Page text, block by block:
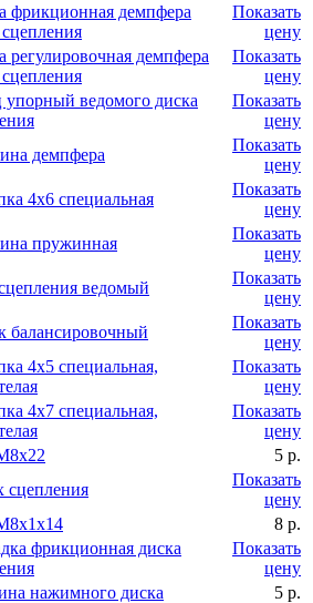
фрикционная демпфера
Показать
цену
регулировочная демпфера
Показать
цену
упорный ведомого диска
Показать
цену
демпфера
Показать
цену
4х6 специальная
Показать
цену
пружинная
Показать
цену
ведомый
Показать
цену
балансировочный
Показать
цену
4х5 специальная,
Показать
цену
4х7 специальная,
Показать
цену
5 р.
сцепления
Показать
цену
8 р.
фрикционная диска
Показать
цену
нажимного диска
5 р.